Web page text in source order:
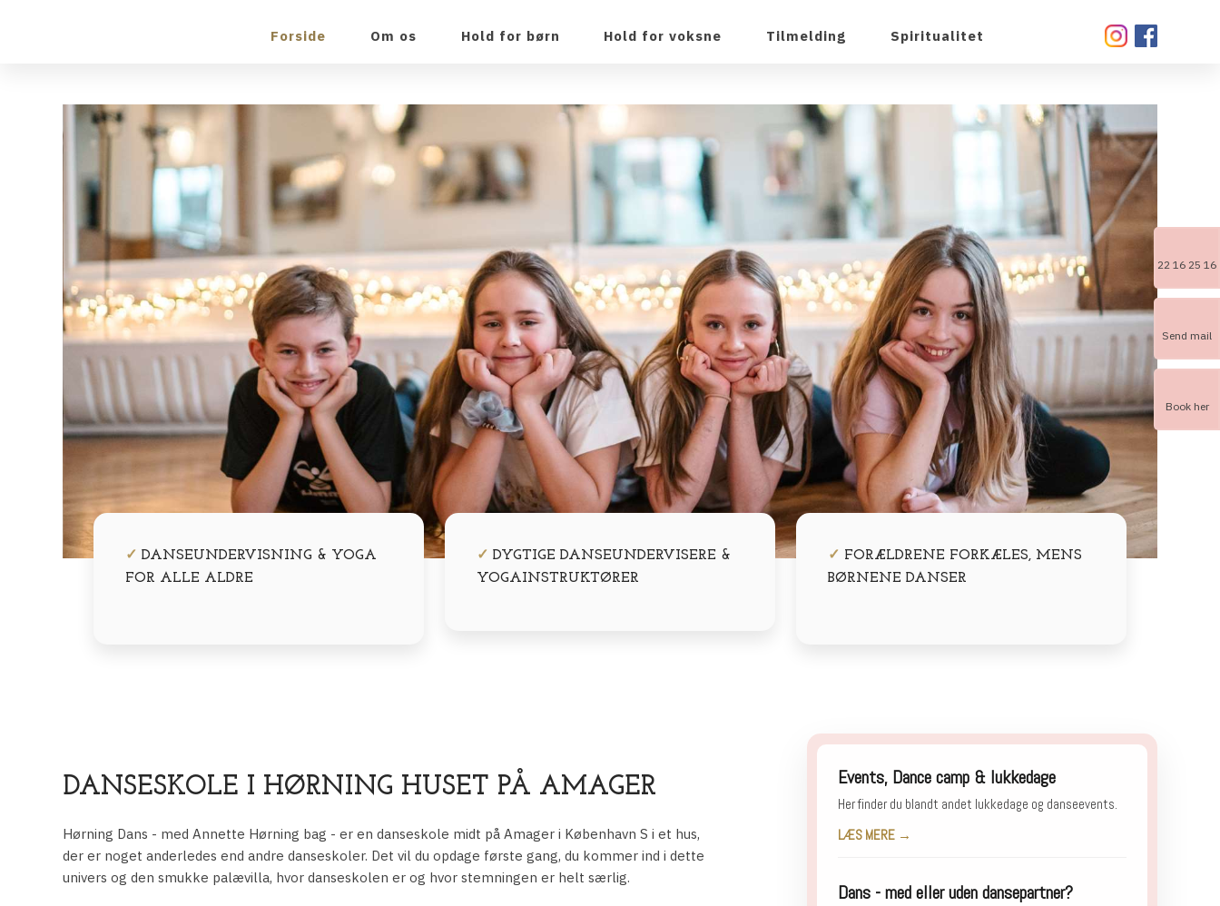
22 16 25 16
Send mail
Book her
Forside Om os Hold for børn Hold for voksne Tilmelding Spiritualitet
​✓ ​ DANSEUNDERVISNING & YOGA
FOR ALLE ALDRE
✓ DYGTIGE DANSEUNDERVISERE &
YOGAINSTRUKTØRER
✓ FORÆLDRENE FORKÆLES, MENS
BØRNENE DANSER
​DANSESKOLE I HØRNING HUSET PÅ AMAGER
​Hørning Dans - med Annette Hørning bag - er en danseskole midt på Amager i København S i et hus,
der er noget anderledes end andre danseskoler. Det vil du opdage første gang, du kommer ind i dette
univers og den smukke palævilla, hvor danseskolen er og hvor stemningen er helt særlig.
Events, Dance camp & lukkedage
Her finder du blandt andet lukkedage og danseevents.
LÆS MERE →
Dans - med eller uden dansepartner?